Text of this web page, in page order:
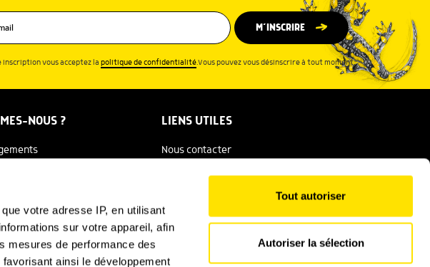
votre adresse IP, en utilisant
sur votre appareil, afin
mesures de performance des
ainsi le développement
Tout autoriser
Autoriser la sélection
M’INSCRIRE
inscription vous acceptez lapolitique de confidentialité.Vous pouvez vous désinscrire à tout moment.
NOUS ? LIENS UTILES
Nous contacter
Espace presse
Conditions générales d'utilisation
Politique de confidentialité